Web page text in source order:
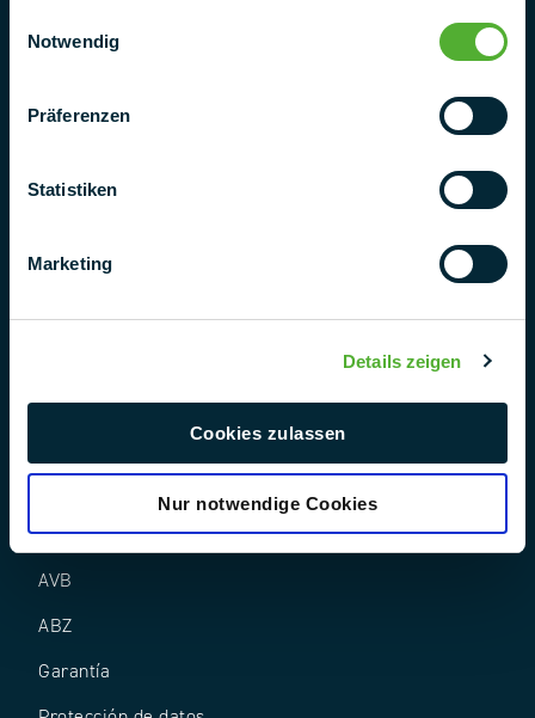
Notwendig
Präferenzen
Statistiken
Marketing
Details zeigen
Cookies zulassen
Nur notwendige Cookies
AEB
AVB
ABZ
Garantía
Síguenos en